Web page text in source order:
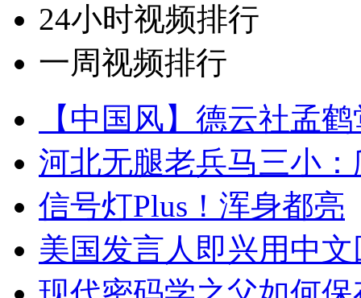
24小时视频排行
一周视频排行
【中国风】德云社孟
河北无腿老兵马三小
信号灯Plus！浑身都亮
美国发言人即兴用中